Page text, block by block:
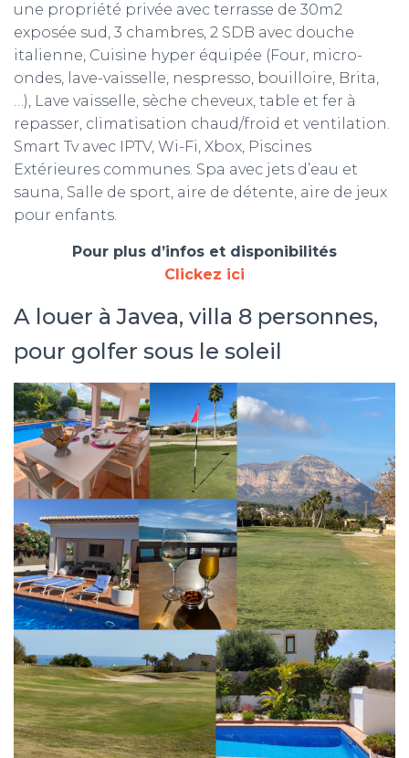
une propriété privée avec terrasse de 30m2
exposée sud, 3 chambres, 2 SDB avec douche
italienne, Cuisine hyper équipée (Four, micro-
ondes, lave-vaisselle, nespresso, bouilloire, Brita,
…), Lave vaisselle, sèche cheveux, table et fer à
repasser, climatisation chaud/froid et ventilation.
Smart Tv avec IPTV, Wi-Fi, Xbox, Piscines
Extérieures communes. Spa avec jets d’eau et
sauna, Salle de sport, aire de détente, aire de jeux
pour enfants.
Pour plus d’infos et disponibilités
Clickez ici
A louer à Javea, villa 8 personnes,
pour golfer sous le soleil